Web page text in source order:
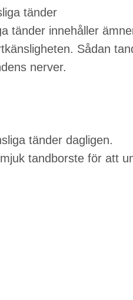
tänder
tänder innehåller
Sådan
nerver.
tänder dagligen.
tandborste för att